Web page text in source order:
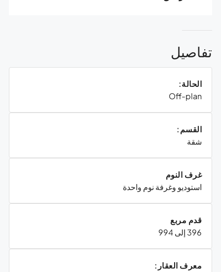
تفاصيل
الحالة:
Off-plan
القسم:
شقة
غرف النوم
استوديو وغرفة نوم واحدة
قدم مربع
396 إلى 994
معرف العقار: